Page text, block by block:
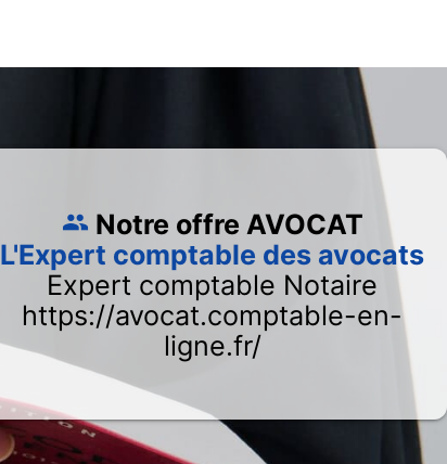
Notre offre AVOCAT
L'Expert comptable des avocats
Expert comptable Notaire
https://avocat.comptable-en-
ligne.fr/